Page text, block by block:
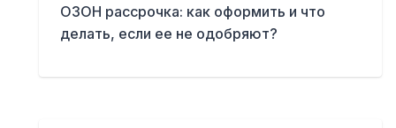
ОЗОН рассрочка: как оформить и что
делать, если ее не одобряют?